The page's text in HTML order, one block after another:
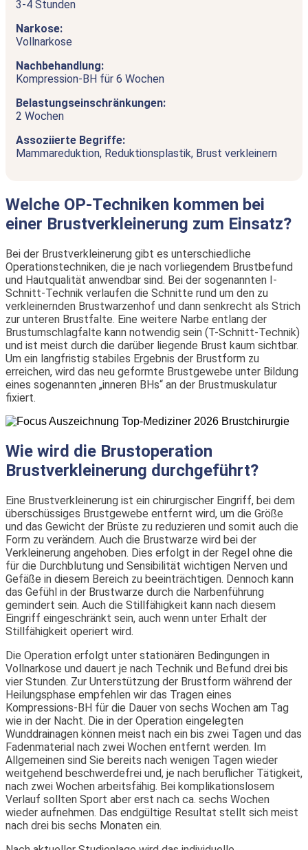
3-4 Stunden
Narkose:
Vollnarkose
Nachbehandlung:
Kompression-BH für 6 Wochen
Belastungseinschränkungen:
2 Wochen
Assoziierte Begriffe:
Mammareduktion, Reduktionsplastik, Brust verkleinern
Welche OP-Techniken kommen bei
einer Brustverkleinerung zum Einsatz?
Bei der Brustverkleinerung gibt es unterschiedliche
Operationstechniken, die je nach vorliegendem Brustbefund
und Hautqualität anwendbar sind. Bei der sogenannten I-
Schnitt-Technik verlaufen die Schnitte rund um den zu
verkleinernden Brustwarzenhof und dann senkrecht als Strich
zur unteren Brustfalte. Eine weitere Narbe entlang der
Brustumschlagfalte kann notwendig sein (T-Schnitt-Technik)
und ist meist durch die darüber liegende Brust kaum sichtbar.
Um ein langfristig stabiles Ergebnis der Brustform zu
erreichen, wird das neu geformte Brustgewebe unter Bildung
eines sogenannten „inneren BHs“ an der Brustmuskulatur
fixiert.
Wie wird die Brustoperation
Brustverkleinerung durchgeführt?
Eine Brustverkleinerung ist ein chirurgischer Eingriff, bei dem
überschüssiges Brustgewebe entfernt wird, um die Größe
und das Gewicht der Brüste zu reduzieren und somit auch die
Form zu verändern. Auch die Brustwarze wird bei der
Verkleinerung angehoben. Dies erfolgt in der Regel ohne die
für die Durchblutung und Sensibilität wichtigen Nerven und
Gefäße in diesem Bereich zu beeinträchtigen. Dennoch kann
das Gefühl in der Brustwarze durch die Narbenführung
gemindert sein. Auch die Stillfähigkeit kann nach diesem
Eingriff eingeschränkt sein, auch wenn unter Erhalt der
Stillfähigkeit operiert wird.
Die Operation erfolgt unter stationären Bedingungen in
Vollnarkose und dauert je nach Technik und Befund drei bis
vier Stunden. Zur Unterstützung der Brustform während der
Heilungsphase empfehlen wir das Tragen eines
Kompressions-BH für die Dauer von sechs Wochen am Tag
wie in der Nacht. Die in der Operation eingelegten
Wunddrainagen können meist nach ein bis zwei Tagen und das
Fadenmaterial nach zwei Wochen entfernt werden. Im
Allgemeinen sind Sie bereits nach wenigen Tagen wieder
weitgehend beschwerdefrei und, je nach beruflicher Tätigkeit,
nach zwei Wochen arbeitsfähig. Bei komplikationslosem
Verlauf sollten Sport aber erst nach ca. sechs Wochen
wieder aufnehmen. Das endgültige Resultat stellt sich meist
nach drei bis sechs Monaten ein.